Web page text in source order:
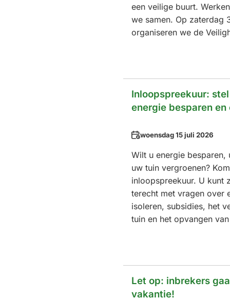
een veilige buurt.
we samen. Op zaterdag
organiseren we de
Inloopspreekuur:
energie besparen en
Datum
woensdag 15 juli 2026
Wilt u energie besparen,
uw tuin vergroenen?
inloopspreekuur. U kunt
terecht met vragen over
isoleren, subsidies, het
tuin en het opvangen
Let op: inbrekers
vakantie!